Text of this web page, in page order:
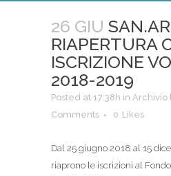
26 GIU
RIAPERTURA
ISCRIZIONE
2018-2019
Posted at 17:38h in Archivio
Comments
0 Likes
Dal 25 giugno 2018 al 15
riaprono le iscrizioni al